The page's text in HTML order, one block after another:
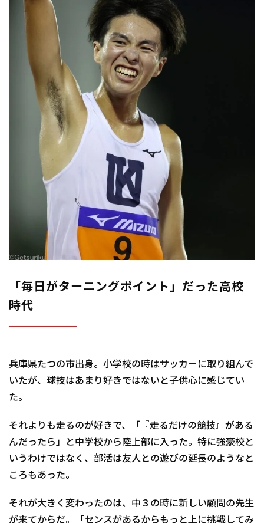
「毎日がターニングポイント」だった高校
時代
兵庫県たつの市出身。小学校の時はサッカーに取り組んで
いたが、球技はあまり好きではないと子供心に感じてい
た。
それよりも走るのが好きで、「『走るだけの競技』がある
んだったら」と中学校から陸上部に入った。特に強豪校と
いうわけではなく、部活は友人との遊びの延長のようなと
ころもあった。
それが大きく変わったのは、中３の時に新しい顧問の先生
が来てからだ。「センスがあるからもっと上に挑戦してみ